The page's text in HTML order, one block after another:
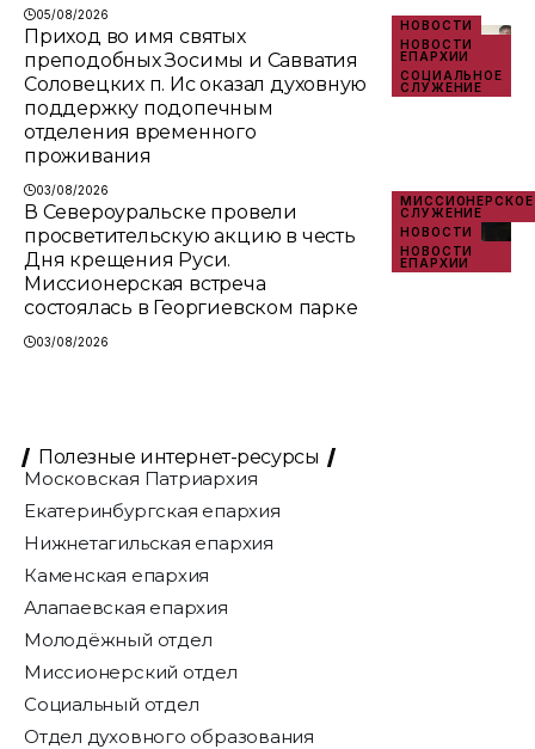
05/08/2026
НОВОСТИ
НОВОСТИ
ЕПАРХИИ
СОЦИАЛЬНОЕ
СЛУЖЕНИЕ
Приход во имя святых
преподобных Зосимы и Савватия
Соловецких п. Ис оказал духовную
поддержку подопечным
отделения временного
проживания
03/08/2026
МИССИОНЕРСКОЕ
СЛУЖЕНИЕ
НОВОСТИ
НОВОСТИ
ЕПАРХИИ
В Североуральске провели
просветительскую акцию в честь
Дня крещения Руси.
Миссионерская встреча
состоялась в Георгиевском парке
03/08/2026
Полезные интернет-ресурсы
Московская Патриархия
Екатеринбургская епархия
Нижнетагильская епархия
Каменская епархия
Алапаевская епархия
Молодёжный отдел
Миссионерский отдел
Социальный отдел
Отдел духовного образования